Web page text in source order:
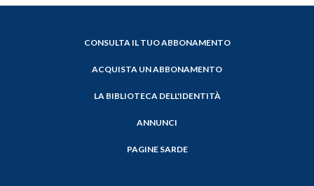
CONSULTA IL TUO ABBONAMENTO
ACQUISTA UN ABBONAMENTO
LA BIBLIOTECA DELL'IDENTITÀ
ANNUNCI
PAGINE SARDE